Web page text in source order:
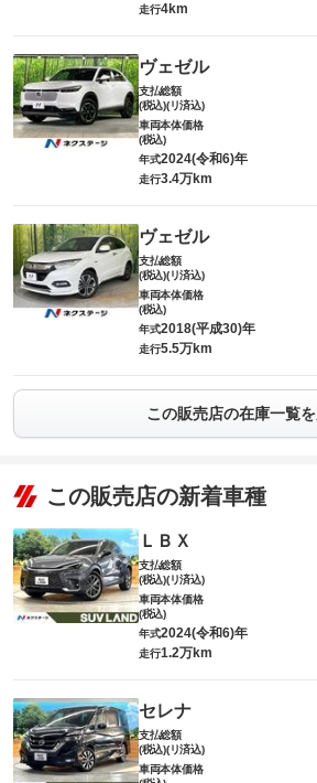
走行4km
ヴェゼル
支払総額
(税込)(リ済込)
車両本体価格
(税込)
年式2024(令和6)年
走行3.4万km
ヴェゼル
支払総額
(税込)(リ済込)
車両本体価格
(税込)
年式2018(平成30)年
走行5.5万km
この販売店の在庫一覧
この販売店の新着車種
ＬＢＸ
支払総額
(税込)(リ済込)
車両本体価格
(税込)
年式2024(令和6)年
走行1.2万km
セレナ
支払総額
(税込)(リ済込)
車両本体価格